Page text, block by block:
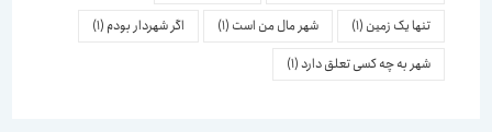
تنها یک زمین(1) شهر مال من است(1) اگر شهردار بودم(1)
شهر به چه کسی تعلق دارد(1)